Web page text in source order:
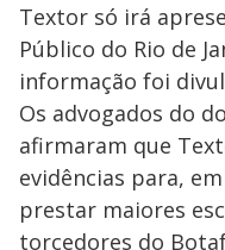
Textor só irá
Público do Rio de
informação foi
Os advogados do
afirmaram que
evidências para,
prestar maiores
torcedores do